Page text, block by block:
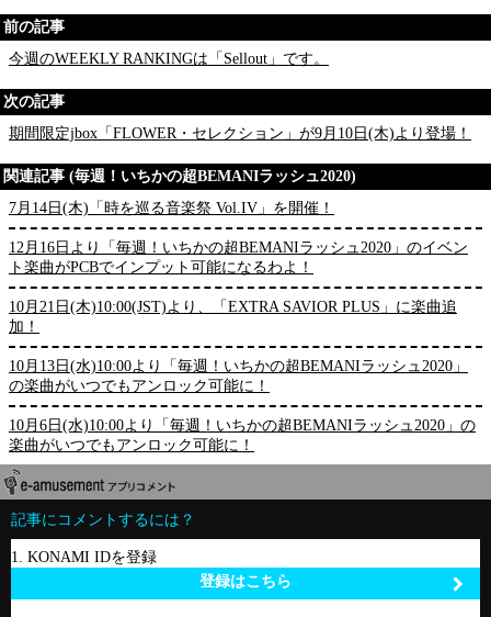
前の記事
今週のWEEKLY RANKINGは「Sellout」です。
次の記事
期間限定jbox「FLOWER・セレクション」が9月10日(木)より登場！
関連記事 (毎週！いちかの超BEMANIラッシュ2020)
7月14日(木)「時を巡る音楽祭 Vol.IV」を開催！
12月16日より「毎週！いちかの超BEMANIラッシュ2020」のイベン
ト楽曲がPCBでインプット可能になるわよ！
10月21日(木)10:00(JST)より、「EXTRA SAVIOR PLUS」に楽曲追
加！
10月13日(水)10:00より「毎週！いちかの超BEMANIラッシュ2020」
の楽曲がいつでもアンロック可能に！
10月6日(水)10:00より「毎週！いちかの超BEMANIラッシュ2020」の
楽曲がいつでもアンロック可能に！
記事にコメントするには？
1. KONAMI IDを登録
登録はこちら